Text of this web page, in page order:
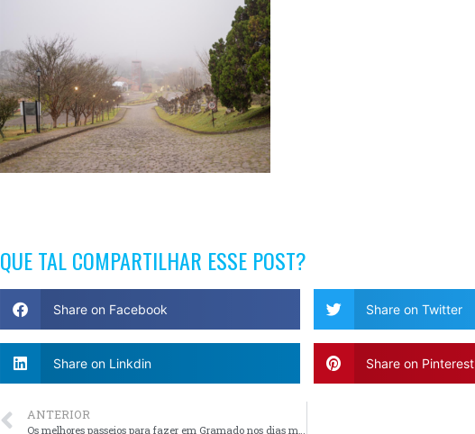
QUE TAL COMPARTILHAR ESSE POST?
Share on Facebook Share on Twitter
Share on Linkdin Share on Pinterest
ANTERIOR
Os melhores passeios para fazer em Gramado nos dias mais frios